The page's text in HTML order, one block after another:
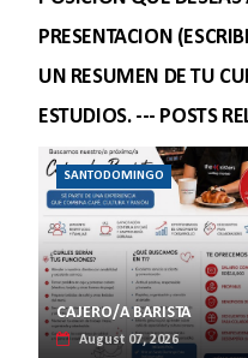
PRESENTACION
UN RESUMEN DE TU
ESTUDIOS. --- POSTS
SANTODOMINGO
CAJERO/A BARISTA
August 07, 2026